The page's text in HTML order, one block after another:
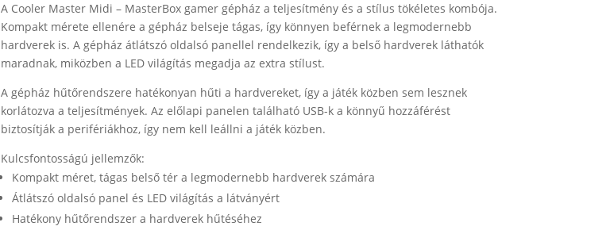
A Cooler Master Midi – MasterBox gamer gépház a teljesítmény és a stílus tökéletes kombója.
Kompakt mérete ellenére a gépház belseje tágas, így könnyen beférnek a legmodernebb
hardverek is. A gépház átlátszó oldalsó panellel rendelkezik, így a belső hardverek láthatók
maradnak, miközben a LED világítás megadja az extra stílust.
A gépház hűtőrendszere hatékonyan hűti a hardvereket, így a játék közben sem lesznek
korlátozva a teljesítmények. Az előlapi panelen található USB-k a könnyű hozzáférést
biztosítják a perifériákhoz, így nem kell leállni a játék közben.
Kulcsfontosságú jellemzők:
Kompakt méret, tágas belső tér a legmodernebb hardverek számára
Átlátszó oldalsó panel és LED világítás a látványért
Hatékony hűtőrendszer a hardverek hűtéséhez